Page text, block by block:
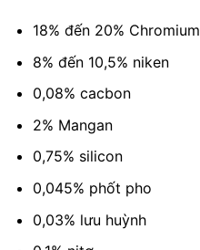
18% đến 20% Chromium
8% đến 10,5% niken
0,08% cacbon
2% Mangan
0,75% silicon
0,045% phốt pho
0,03% lưu huỳnh